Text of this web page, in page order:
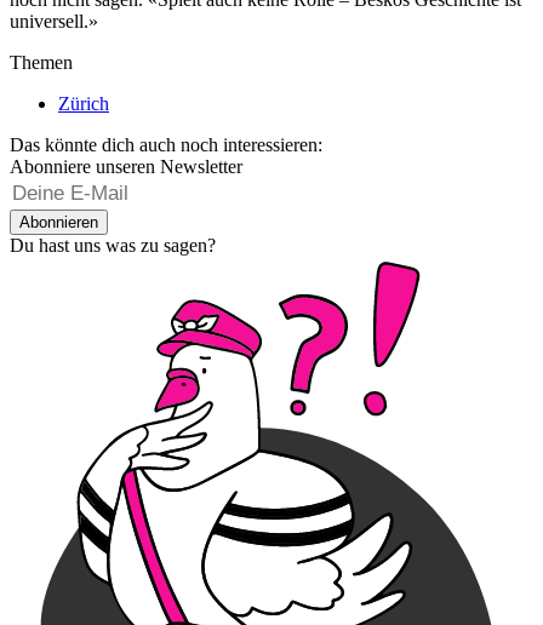
universell.»
Themen
Zürich
Das könnte dich auch noch interessieren:
Abonniere unseren Newsletter
Abonnieren
Du hast uns was zu sagen?